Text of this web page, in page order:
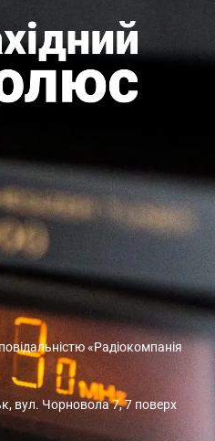
«Радіокомпанія
вул. Чорновола 7, 7 поверх